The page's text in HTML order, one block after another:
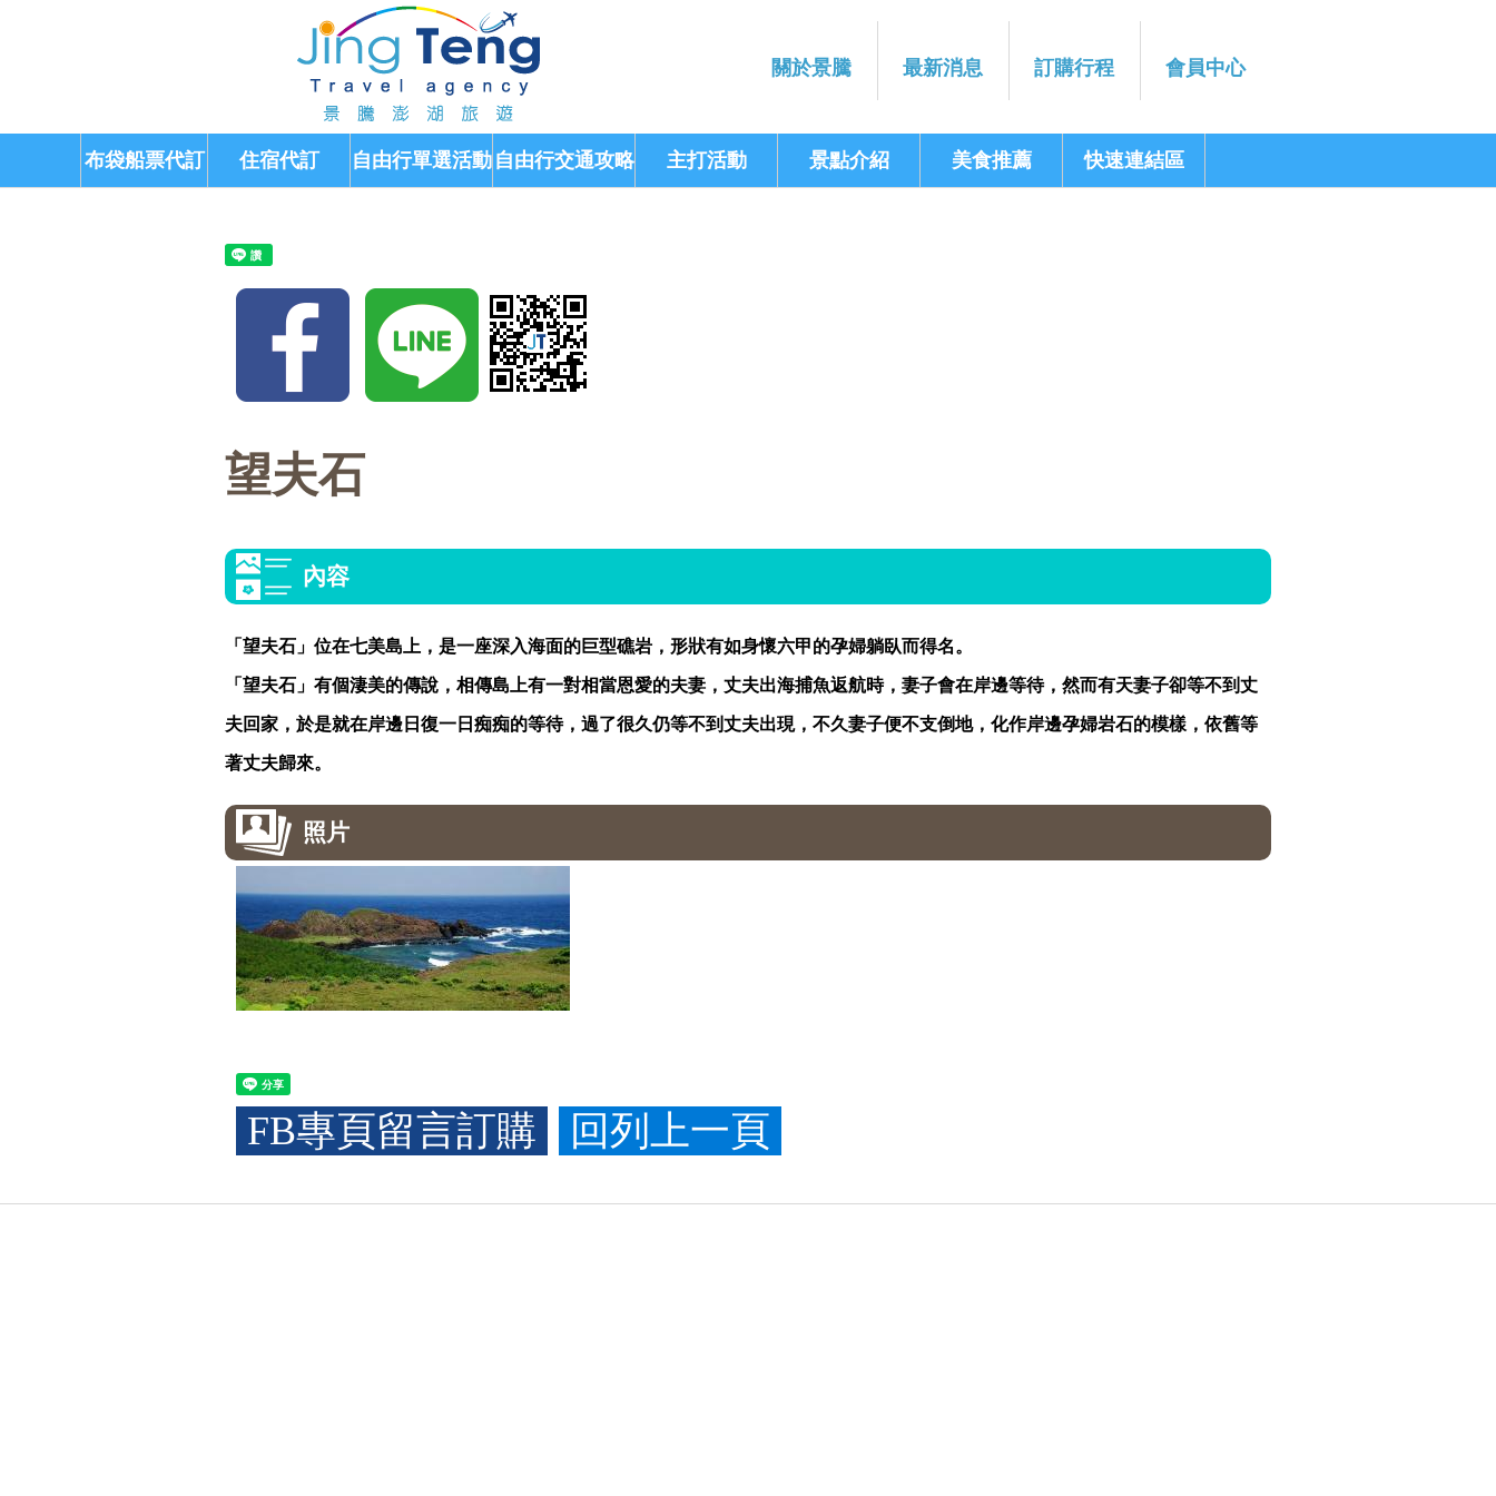
關於景騰 最新消息 訂購行程 會員中心
布袋船票代訂 住宿代訂 自由行單選活動 自由行交通攻略 主打活動 景點介紹 美食推薦 快速連結區
望夫石
內容
「望夫石」位在七美島上，是一座深入海面的巨型礁岩，形狀有如身懷六甲的孕婦躺臥而得名。
「望夫石」有個淒美的傳說，相傳島上有一對相當恩愛的夫妻，丈夫出海捕魚返航時，妻子會在岸邊等待，然而有天妻子卻等不到丈
夫回家，於是就在岸邊日復一日痴痴的等待，過了很久仍等不到丈夫出現，不久妻子便不支倒地，化作岸邊孕婦岩石的模樣，依舊等
著丈夫歸來。
照片
FB專頁留言訂購 回列上一頁